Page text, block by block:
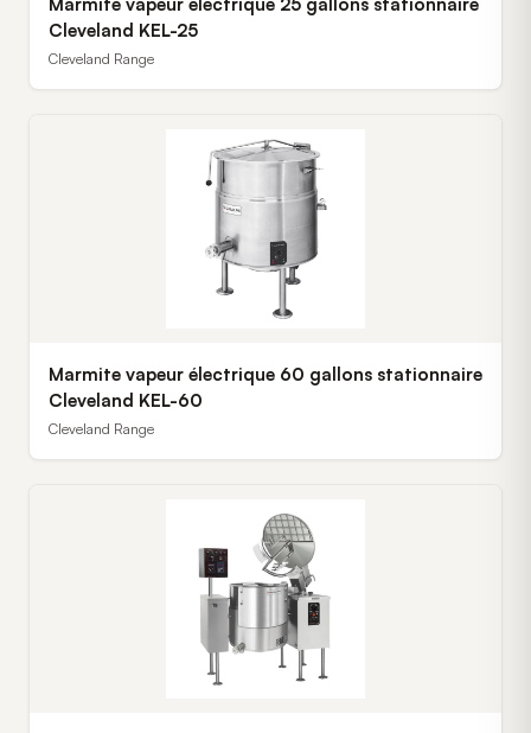
Cleveland KEL-25
Cleveland Range
Marmite vapeur électrique 60 gallons stationnaire
Cleveland KEL-60
Cleveland Range